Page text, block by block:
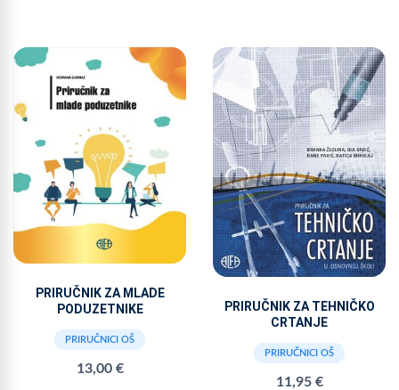
PRIRUČNIK ZA MLADE
PODUZETNIKE
PRIRUČNICI OŠ
13,00 €
PRIRUČNIK ZA TEHNIČKO
CRTANJE
PRIRUČNICI OŠ
11,95 €